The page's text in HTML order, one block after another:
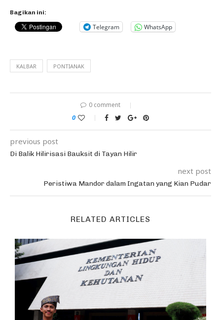
Bagikan ini:
Telegram WhatsApp
KALBAR PONTIANAK
0 comment
0
previous post
Di Balik Hilirisasi Bauksit di Tayan Hilir
next post
Peristiwa Mandor dalam Ingatan yang Kian Pudar
RELATED ARTICLES